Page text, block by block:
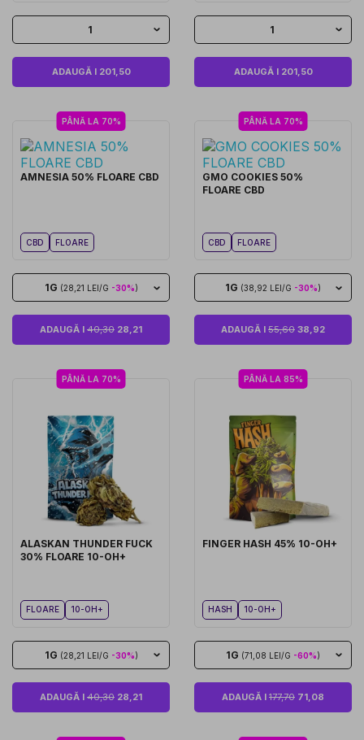
1
ADAUGĂ I 201,50
1
ADAUGĂ I 201,50
PÂNĂ LA 70%
AMNESIA 50% FLOARE CBD
CBD FLOARE
1G (28,21 LEI/G -30%)
ADAUGĂ I 40,30 28,21
PÂNĂ LA 70%
GMO COOKIES 50%
FLOARE CBD
CBD FLOARE
1G (38,92 LEI/G -30%)
ADAUGĂ I 55,60 38,92
PÂNĂ LA 70%
ALASKAN THUNDER FUCK
30% FLOARE 10-OH+
FLOARE 10-OH+
1G (28,21 LEI/G -30%)
ADAUGĂ I 40,30 28,21
PÂNĂ LA 85%
FINGER HASH 45% 10-OH+
HASH 10-OH+
1G (71,08 LEI/G -60%)
ADAUGĂ I 177,70 71,08